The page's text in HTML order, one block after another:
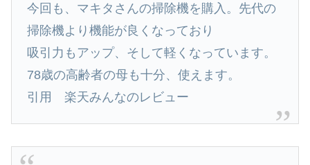
今回も、マキタさんの掃除機を購入。先代の
掃除機より機能が良くなっており
吸引力もアップ、そして軽くなっています。
78歳の高齢者の母も十分、使えます。
引用 楽天みんなのレビュー